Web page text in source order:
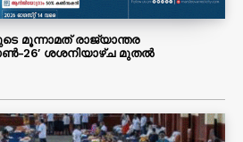
മൂന്നാമത് രാജ്യാന്തര
26′ ശശനിയാഴ്‌ച മുതല്‍